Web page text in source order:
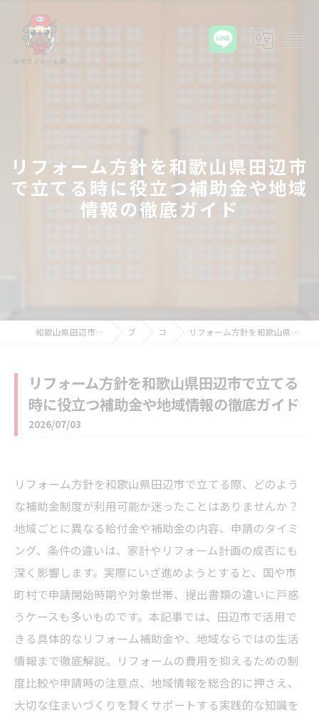
リフォーム方針を和歌山県田辺市
で立てる時に役立つ補助金や地域
情報の徹底ガイド
和歌山県田辺市のリフォームなら住宅リフォーム館 ブログ コラム リフォーム方針を和歌山県田辺市で立てる時に役立つ補助金や地域情報の徹底ガイド
リフォーム方針を和歌山県田辺市で立てる
時に役立つ補助金や地域情報の徹底ガイド
2026/07/03
リフォーム方針を和歌山県田辺市で立てる際、どのよう
な補助金制度が利用可能か迷ったことはありませんか？
地域ごとに異なる給付金や補助金の内容、申請のタイミ
ング、条件の違いは、家計やリフォーム計画の成否にも
深く影響します。実際にいざ進めようとすると、国や市
町村で申請開始時期や対象世帯、提出書類の違いに戸惑
うケースも多いものです。本記事では、田辺市で活用で
きる具体的なリフォーム補助金や、地域ならではの生活
情報まで徹底解説。リフォームの費用を抑えるための制
度比較や申請時の注意点、地域情報を総合的に押さえ、
大切な住まいづくりを賢くサポートする実践的な知識を